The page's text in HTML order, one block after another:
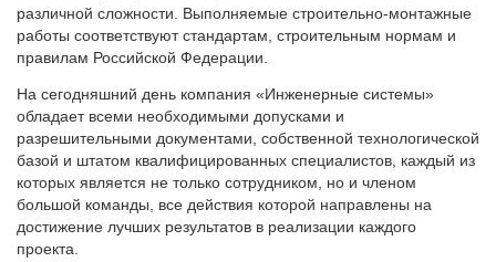
различной сложности. Выполняемые строительно-монтажные
работы соответствуют стандартам, строительным нормам и
правилам Российской Федерации.
На сегодняшний день компания «Инженерные системы»
обладает всеми необходимыми допусками и
разрешительными документами, собственной технологической
базой и штатом квалифицированных специалистов, каждый из
которых является не только сотрудником, но и членом
большой команды, все действия которой направлены на
достижение лучших результатов в реализации каждого
проекта.